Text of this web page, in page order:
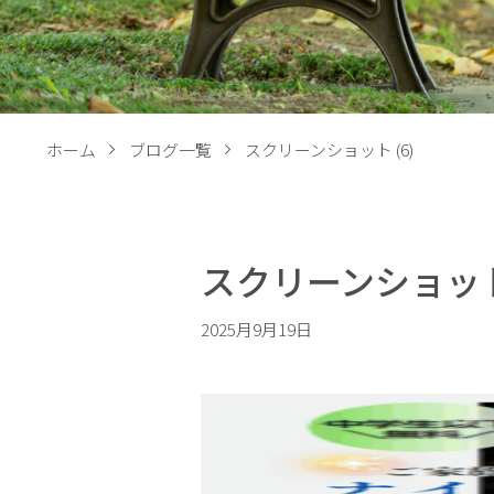
ホーム ブログ一覧 スクリーンショット (6)
スクリーンショッ
2025月9月19日